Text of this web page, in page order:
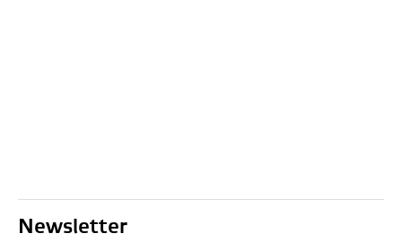
Newsletter